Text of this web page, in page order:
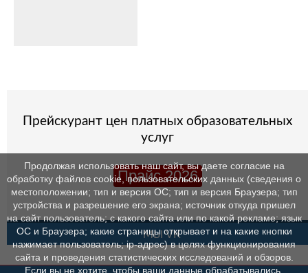
Прейскурант цен платных образовательных
услуг
Прайс 2026
МЫ VK
Продолжая использовать наш сайт, вы даете согласие на
обработку файлов cookie, пользовательских данных (сведения о
местоположении; тип и версия ОС; тип и версия Браузера; тип
устройства и разрешение его экрана; источник откуда пришел
на сайт пользователь; с какого сайта или по какой рекламе; язык
ОС и Браузера; какие страницы открывает и на какие кнопки
нажимает пользователь; ip-адрес) в целях функционирования
сайта и проведения статистических исследований и обзоров.
Если вы не хотите, чтобы ваши данные обрабатывались,